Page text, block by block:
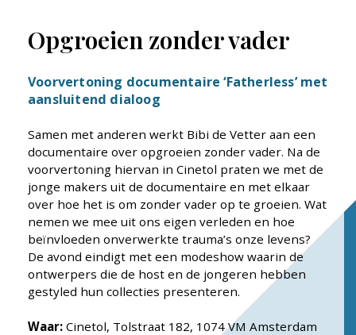
Opgroeien zonder vader
Voorvertoning documentaire ‘Fatherless’ met
aansluitend dialoog
Samen met anderen werkt Bibi de Vetter aan een
documentaire over opgroeien zonder vader. Na de
voorvertoning hiervan in Cinetol praten we met de
jonge makers uit de documentaire en met elkaar
over hoe het is om zonder vader op te groeien. Wat
nemen we mee uit ons eigen verleden en hoe
beïnvloeden onverwerkte trauma’s onze levens?
De avond eindigt met een modeshow waarin de
ontwerpers die de host en de jongeren hebben
gestyled hun collecties presenteren.
Waar: Cinetol, Tolstraat 182, 1074 VM Amsterdam